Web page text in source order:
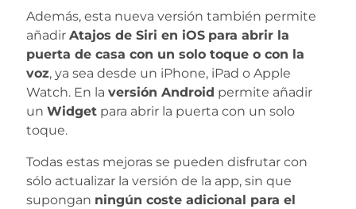
Además, esta nueva versión también permite
añadir Atajos de Siri en iOS para abrir la
puerta de casa con un solo toque o con la
voz, ya sea desde un iPhone, iPad o Apple
Watch. En la versión Android permite añadir
un Widget para abrir la puerta con un solo
toque.
Todas estas mejoras se pueden disfrutar con
sólo actualizar la versión de la app, sin que
supongan ningún coste adicional para el